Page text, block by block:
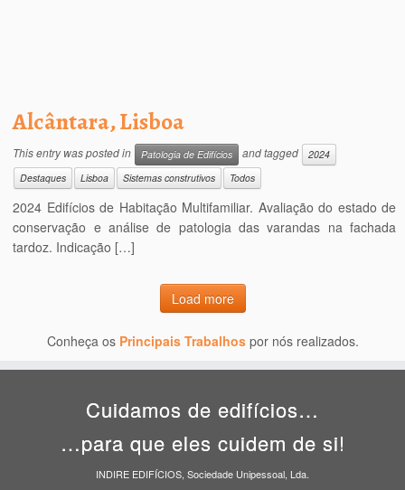
Alcântara, Lisboa
This entry was posted in Patologia de Edifícios and tagged
2024
Destaques
Lisboa Sistemas construtivos Todos
2024 Edifícios de Habitação Multifamiliar. Avaliação do estado de
conservação e análise de patologia das varandas na fachada
tardoz. Indicação […]
Load more
Conheça os Principais Trabalhospor nós realizados.
Cuidamos de edifícios…
…para que eles cuidem de si!
INDIRE EDIFÍCIOS, Sociedade Unipessoal, Lda.